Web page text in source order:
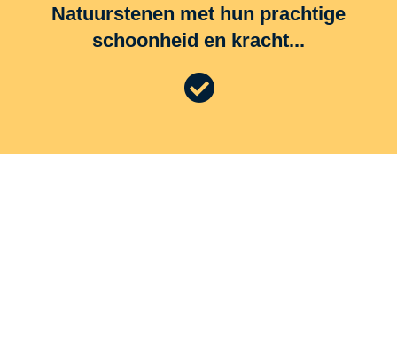
Natuurstenen met hun prachtige
schoonheid en kracht...